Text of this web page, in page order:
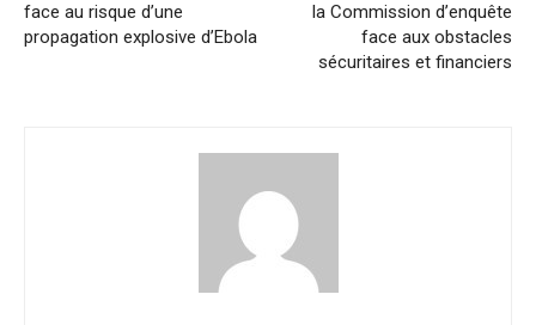
face au risque d’une
propagation explosive d’Ebola
la Commission d’enquête
face aux obstacles
sécuritaires et financiers